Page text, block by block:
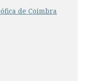
de Coimbra